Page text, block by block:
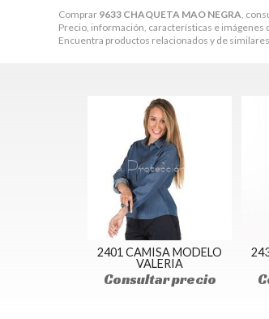
Comprar 9633 CHAQUETA MAO NEGRA,
Precio, información, características e imágenes
Encuentra productos relacionados y de
2401 CAMISA MODELO
VALERIA
Consultar precio